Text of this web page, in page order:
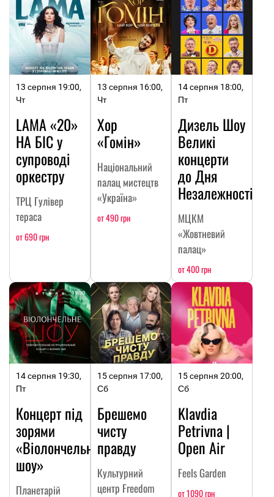
13 серпня 19:00,
Чт
LAMA «20»
НА БІС у
супроводі
оркестру
ТРЦ Гулівер
тераса
от 690 грн
13 серпня 16:00,
Чт
Хор
«Гомін»
Національний
палац мистецтв
«Україна»
от 490 грн
14 серпня 18:00,
Пт
Дизель Шоу
Великі
концерти
до Дня
Незалежності
МЦКМ
«Жовтневий
палац»
от 400 грн
14 серпня 19:30,
Пт
Концерт під
зорями
«Віолончельне
шоу»
Планетарій
15 серпня 17:00,
Сб
Брешемо
чисту
правду
Культурний
центр Freedom
15 серпня 20:00,
Сб
Klavdia
Petrivna |
Open Air
Feels Garden
от 1090 грн